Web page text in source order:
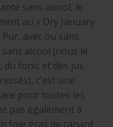
sans alcool, le
au « Dry January
avec ou sans
alcool (nous le
du tonic et des jus
c'est une
pour toutes les
pas également à
foie gras de canard